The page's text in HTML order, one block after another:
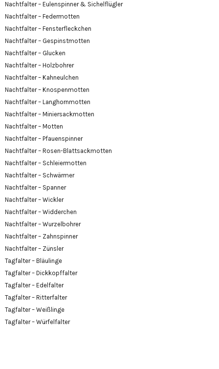
Nachtfalter – Eulenspinner & Sichelflügler
Nachtfalter – Federmotten
Nachtfalter – Fensterfleckchen
Nachtfalter – Gespinstmotten
Nachtfalter – Glucken
Nachtfalter – Holzbohrer
Nachtfalter – Kahneulchen
Nachtfalter – Knospenmotten
Nachtfalter – Langhornmotten
Nachtfalter – Miniersackmotten
Nachtfalter – Motten
Nachtfalter – Pfauenspinner
Nachtfalter – Rosen-Blattsackmotten
Nachtfalter – Schleiermotten
Nachtfalter – Schwärmer
Nachtfalter – Spanner
Nachtfalter – Wickler
Nachtfalter – Widderchen
Nachtfalter – Wurzelbohrer
Nachtfalter – Zahnspinner
Nachtfalter – Zünsler
Tagfalter – Bläulinge
Tagfalter – Dickkopffalter
Tagfalter – Edelfalter
Tagfalter – Ritterfalter
Tagfalter – Weißlinge
Tagfalter – Würfelfalter